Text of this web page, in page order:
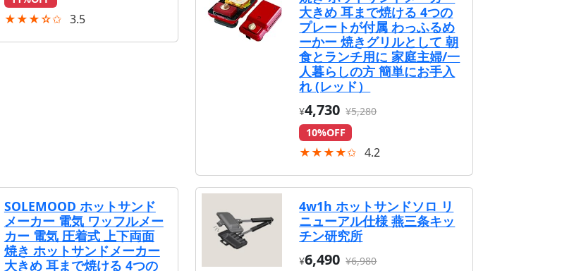
★★★☆✩ 3.5
大きめ 耳まで焼ける 4つの
プレートが付属 わっふるめ
ーかー 焼きグリルとして 朝
食とランチ用に 家庭主婦/一
人暮らしの方 簡単にお手入
れ (レッド）
¥4,730 ¥5,280
10%OFF
★★★★✩ 4.2
SOLEMOOD ホットサンド
メーカー 電気 ワッフルメー
カー 電気 圧着式 上下両面
焼き ホットサンドメーカー
大きめ 耳まで焼ける 4つの
4w1h ホットサンドソロ リ
ニューアル仕様 燕三条キッ
チン研究所
¥6,490 ¥6,980